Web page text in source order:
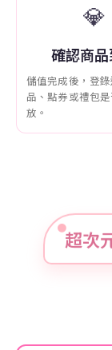
💎
確認商
儲值完成後，登
品、點券或禮包
放。
超次